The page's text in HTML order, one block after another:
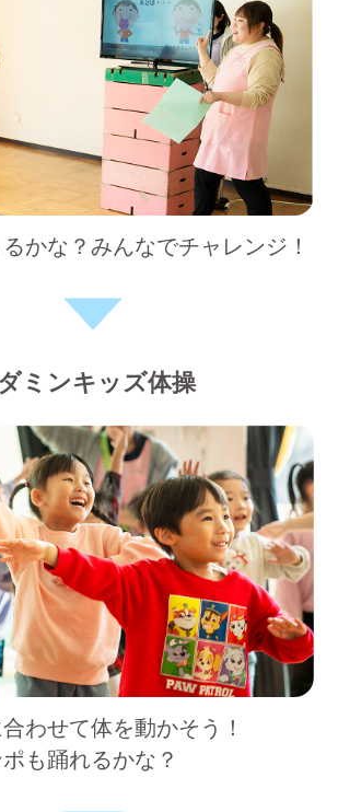
かな？みんなでチャレンジ！
ミンキッズ体操
わせて体を動かそう！
も踊れるかな？